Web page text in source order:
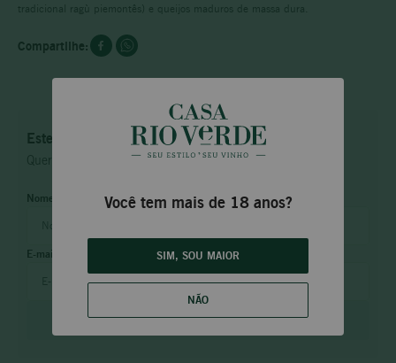
Você tem mais de 18 anos?
SIM, SOU MAIOR
NÃO
tradicional ragù piemontês) e queijos maduros de massa dura.
Este produto não está disponível no momento
Quero saber quando estiver disponível
ENVIAR